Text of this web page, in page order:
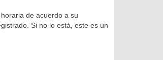
de acuerdo a su
Si no lo está, este es un